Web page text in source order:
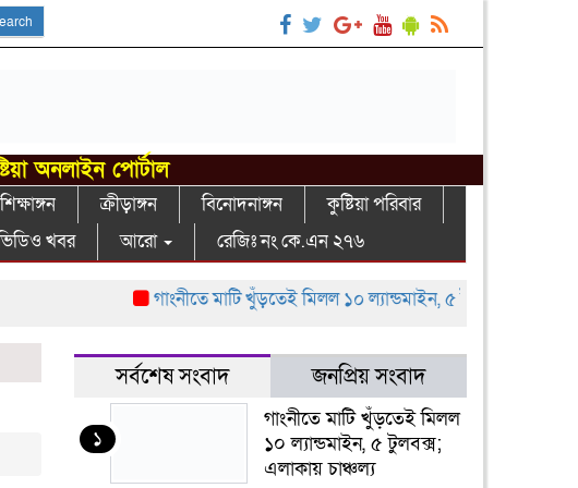
অনলাইন পোর্টাল
শিক্ষাঙ্গন ক্রীড়াঙ্গন বিনোদনাঙ্গন
কুষ্টিয়া পরিবার
খবর আরো রেজিঃ নং কে.এন ২৭৬
গাংনীতে মাটি খুঁড়তেই মিলল ১০ ল্যান্ডমাইন, ৫ টুলবক্স; এলাকায় চাঞ্চল্য
সর্বশেষ সংবাদ জনপ্রিয় সংবাদ
১
গাংনীতে মাটি খুঁড়তেই মিলল
১০ ল্যান্ডমাইন, ৫ টুলবক্স;
এলাকায় চাঞ্চল্য